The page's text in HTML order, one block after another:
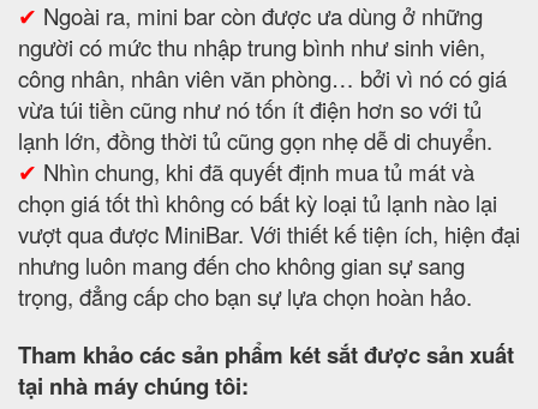
✔ Ngoài ra, mini bar còn được ưa dùng ở những
người có mức thu nhập trung bình như sinh viên,
công nhân, nhân viên văn phòng… bởi vì nó có giá
vừa túi tiền cũng như nó tốn ít điện hơn so với tủ
lạnh lớn, đồng thời tủ cũng gọn nhẹ dễ di chuyển.
✔ Nhìn chung, khi đã quyết định mua tủ mát và
chọn giá tốt thì không có bất kỳ loại tủ lạnh nào lại
vượt qua được MiniBar. Với thiết kế tiện ích, hiện đại
nhưng luôn mang đến cho không gian sự sang
trọng, đẳng cấp cho bạn sự lựa chọn hoàn hảo.
Tham khảo các sản phẩm két sắt được sản xuất
tại nhà máy chúng tôi: